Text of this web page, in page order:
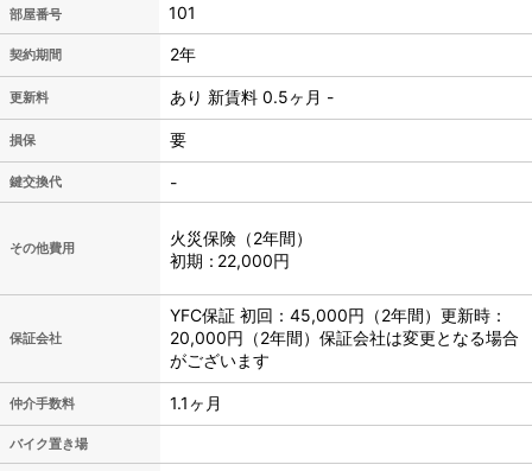
101
契約期間 2年
更新料 あり 新賃料 0.5ヶ月 -
損保 要
鍵交換代 -
その他費用
火災保険（2年間）
初期
22,000円
保証会社
YFC保証 初回：45,000円（2年間）更新時：
20,000円（2年間）保証会社は変更となる場合
がございます
仲介手数料 1.1ヶ月
バイク置き場